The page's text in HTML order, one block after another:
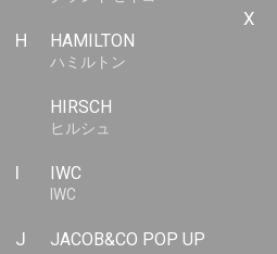
H HAMILTON
ハミルトン
HIRSCH
ヒルシュ
I IWC
IWC
J
JACOB&CO POP UP
X